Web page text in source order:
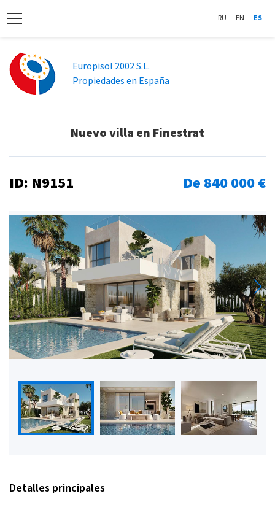
RU EN ES
Europisol 2002 S.L.
Propiedades en España
Nuevo villa en Finestrat
ID: N9151 De 840 000 €
Detalles principales